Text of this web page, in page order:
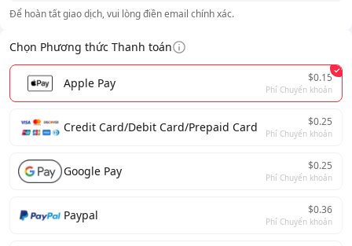
Để hoàn tất giao dịch, vui lòng điền email chính xác.
Chọn Phương thức Thanh toán
Apple Pay $0.15
Phí Chuyển khoản
Credit Card/Debit Card/Prepaid Card $0.25
Phí Chuyển khoản
Google Pay $0.25
Phí Chuyển khoản
Paypal $0.36
Phí Chuyển khoản